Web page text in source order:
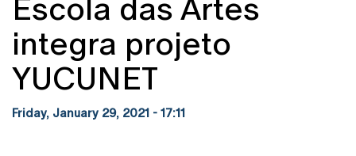
Escola das Artes
integra projeto
YUCUNET
Friday, January 29, 2021 - 17:11